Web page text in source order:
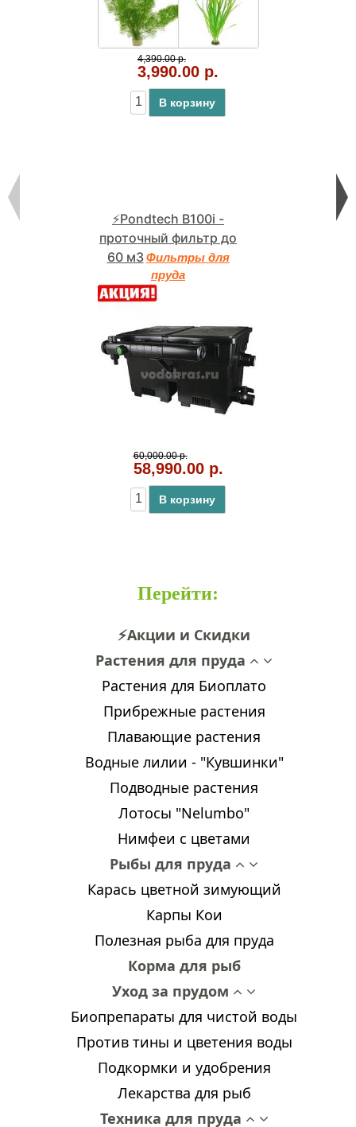
4,390.00 р.
3,990.00 р.
В корзину
⚡Pondtech B100i -
проточный фильтр до
60 м3 Фильтры для
пруда
60,000.00 р.
58,990.00 р.
В корзину
Перейти:
⚡Акции и Скидки
Растения для пруда
Растения для Биоплато
Прибрежные растения
Плавающие растения
Водные лилии - "Кувшинки"
Подводные растения
Лотосы "Nelumbo"
Нимфеи с цветами
Рыбы для пруда
Карась цветной зимующий
Карпы Кои
Полезная рыба для пруда
Корма для рыб
Уход за прудом
Биопрепараты для чистой воды
Против тины и цветения воды
Подкормки и удобрения
Лекарства для рыб
Техника для пруда